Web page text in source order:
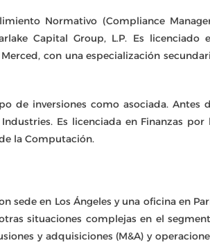
Normativo (Compliance
Capital Group, L.P. Es licenciado
con una especialización
de inversiones como asociada. Antes
Es licenciada en Finanzas por
la Computación.
sede en Los Ángeles y una oficina en
situaciones complejas en el
y adquisiciones (M&A) y